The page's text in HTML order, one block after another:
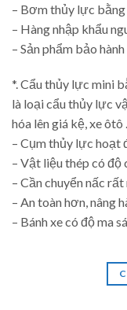
– Bơm thủy lực
– Hàng nhập khẩu
– Sản phẩm bảo
*. Cẩu thủy lực mini
là loại cẩu thủy lực
hóa lên giá kệ, xe ôtô
– Cụm thủy lực hoạt
– Vật liệu thép có độ
– Cần chuyển nấc
– An toàn hơn, nâng
– Bánh xe có độ ma